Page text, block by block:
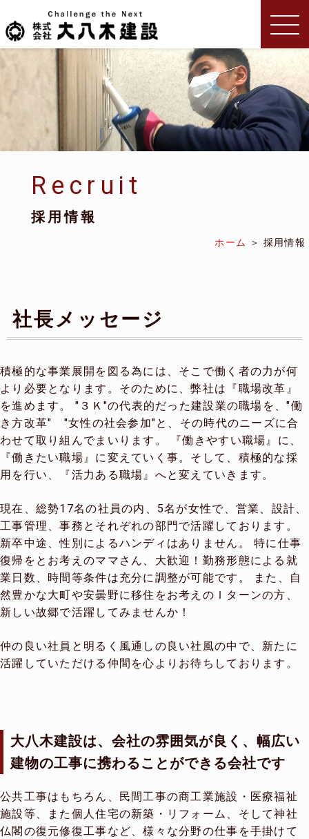
Recruit
採用情報
ホーム 採用情報
社長メッセージ
積極的な事業展開を図る為には、そこで働く者の力が何
より必要となります。そのために、弊社は『職場改革』
を進めます。 "３Ｋ"の代表的だった建設業の職場を、"働
き方改革" "女性の社会参加"と、その時代のニーズに合
わせて取り組んでまいります。 『働きやすい職場』に、
『働きたい職場』に変えていく事。そして、積極的な採
用を行い、『活力ある職場』へと変えていきます。
現在、総勢17名の社員の内、5名が女性で、営業、設計、
工事管理、事務とそれぞれの部門で活躍しております。
新卒中途、性別によるハンディはありません。 特に仕事
復帰をとお考えのママさん、大歓迎！勤務形態による就
業日数、時間等条件は充分に調整が可能です。 また、自
然豊かな大町や安曇野に移住をお考えのＩターンの方、
新しい故郷で活躍してみませんか！
仲の良い社員と明るく風通しの良い社風の中で、新たに
活躍していただける仲間を心よりお待ちしております。
大八木建設は、会社の雰囲気が良く、幅広い
建物の工事に携わることができる会社です
公共工事はもちろん、民間工事の商工業施設・医療福祉
施設等、また個人住宅の新築・リフォーム、そして神社
仏閣の復元修復工事など、様々な分野の仕事を手掛けて